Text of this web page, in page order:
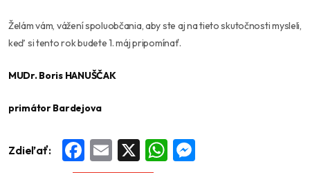
Želám vám, vážení spoluobčania, aby ste aj na tieto skutočnosti mysleli,
keď si tento rok budete 1. máj pripomínať.
MUDr. Boris HANUŠČAK
primátor Bardejova
Zdieľať: Facebook
Email WhatsApp